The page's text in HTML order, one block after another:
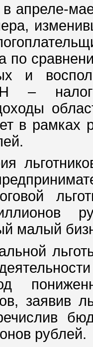
в апреле-
по
и
в рамках
малый
заявив
рублей.